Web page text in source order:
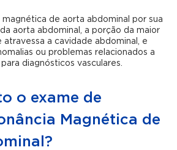
magnética de aorta abdominal por sua
aorta abdominal, a porção da maior
a cavidade abdominal, e
ou problemas relacionados a
diagnósticos vasculares.
o exame de
Magnética de